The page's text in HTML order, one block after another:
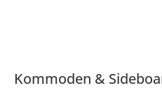
Kommoden &